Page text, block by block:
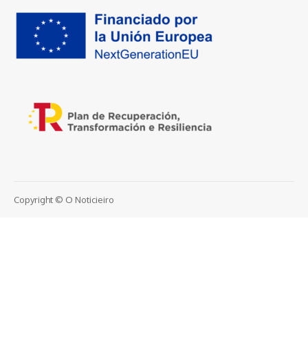
Copyright © O Noticieiro